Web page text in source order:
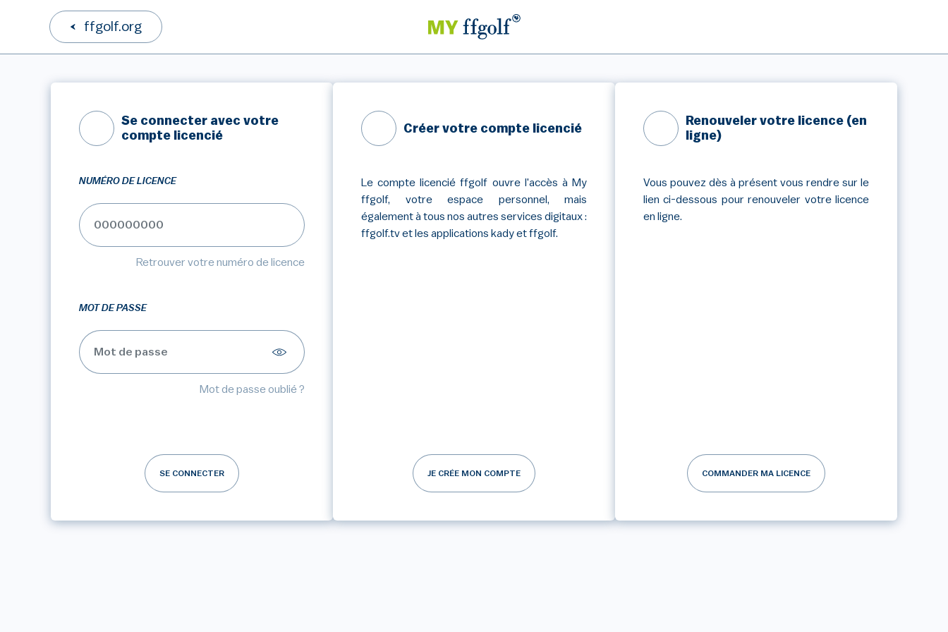
ffgolf.org
Se connecter avec votre
compte licencié
NUMÉRO DE LICENCE
Retrouver votre numéro de licence
MOT DE PASSE
Mot de passe oublié ?
SE CONNECTER
Créer votre compte licencié
Le compte licencié ffgolf ouvre l'accès à My
ffgolf, votre espace personnel, mais
également à tous nos autres services digitaux :
ffgolf.tv et les applications kady et ffgolf.
JE CRÉE MON COMPTE
Renouveler votre licence (en
ligne)
Vous pouvez dès à présent vous rendre sur le
lien ci-dessous pour renouveler votre licence
en ligne.
COMMANDER MA LICENCE